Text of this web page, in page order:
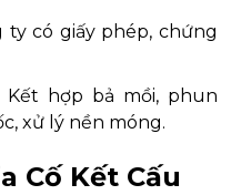
ty có giấy phép, chứng
Kết hợp bả mồi, phun
xử lý nền móng.
Cố Kết Cấu